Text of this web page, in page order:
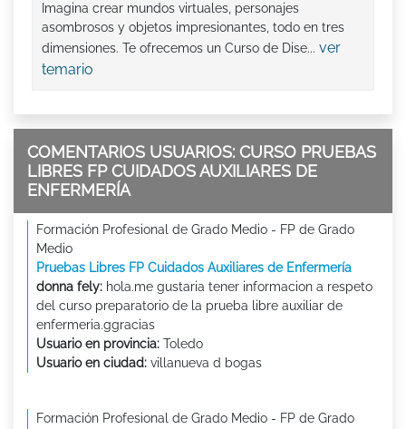
Imagina crear mundos virtuales, personajes
asombrosos y objetos impresionantes, todo en tres
dimensiones. Te ofrecemos un Curso de Dise... ver
temario
COMENTARIOS USUARIOS: CURSO PRUEBAS
LIBRES FP CUIDADOS AUXILIARES DE
ENFERMERÍA
Formación Profesional de Grado Medio - FP de Grado
Medio
Pruebas Libres FP Cuidados Auxiliares de Enfermería
donna fely: hola.me gustaria tener informacion a respeto
del curso preparatorio de la prueba libre auxiliar de
enfermeria.ggracias
Usuario en provincia: Toledo
Usuario en ciudad: villanueva d bogas
Formación Profesional de Grado Medio - FP de Grado